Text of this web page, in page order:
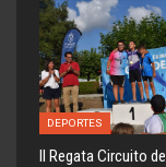
DEPORTES
ll Regata Circuito de